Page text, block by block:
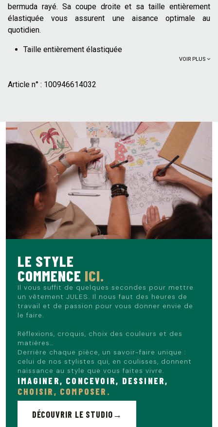
bermuda rayé. Sa coupe droite et sa taille entièrement
élastiquée vous assurent une aisance optimale au
quotidien.
Taille entièrement élastiquée
Motif à rayures pour un style estival
rayures avec un t-shirt uni simple ou une chemise en lin
pour une touche plus élégante. Aux pieds, une paire de
baskets en toile ou des espadrilles complèteront
parfaitement cette tenue décontractée, idéale pour une
promenade en ville ou une journée à la plage.
Le mannequin mesure 1m86 et porte du 40.
VOIR PLUS
Article n° : 100946614032
LE STYLE
COMMENCE ICI.
Il vous suffit de quelques secondes pour mettre
un vêtement JULES. Il nous faut des heures de
travail et de passion pour vous donner envie de
le faire.
Réflexions, croquis, choix des couleurs et des
matières…
Derrière chaque pièce, un savoir-faire unique :
celui de nos stylistes qui, en coulisses, donnent
naissance au style que vous faites vivre.
IMAGINER, CONCEVOIR, DESSINER,
CHOISIR, COMPOSER.
DÉCOUVRIR LE STUDIO